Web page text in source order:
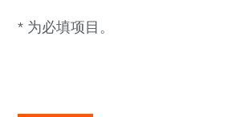
* 为必填项目。